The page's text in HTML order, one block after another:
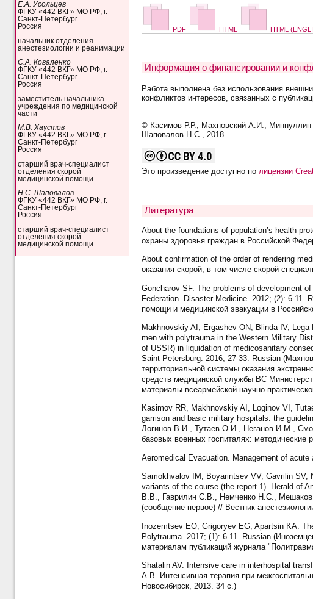
Е.А. Усольцев
ФГКУ «442 ВКГ» МО РФ, г.
Санкт-Петербург
Россия
начальник отделения
анестезиологии и реанимации
С.А. Коваленко
ФГКУ «442 ВКГ» МО РФ, г.
Санкт-Петербург
Россия
заместитель начальника
учреждения по медицинской
части
М.В. Хаустов
ФГКУ «442 ВКГ» МО РФ, г.
Санкт-Петербург
Россия
старший врач-специалист
отделения скорой
медицинской помощи
Н.С. Шаповалов
ФГКУ «442 ВКГ» МО РФ, г.
Санкт-Петербург
Россия
старший врач-специалист
отделения скорой
медицинской помощи
PDF HTML HTML
Информация о финансировании и
Работа выполнена без использования
конфликтов интересов, связанных с
© Касимов Р.Р., Махновский А.И.,
Шаповалов Н.С., 2018
Это произведение доступно по лицензии
Литература
About the foundations of population’s health
охраны здоровья граждан в Российской
About confirmation of the order of rendering
оказания скорой, в том числе скорой
Goncharov SF. The problems of development
Federation. Disaster Medicine. 2012; (2): 6-11.
помощи и медицинской эвакуации в
Makhnovskiy AI, Ergashev ON, Blinda IV,
men with polytrauma in the Western Military
of USSR) in liquidation of medicosanitary
Saint Petersburg. 2016; 27-33. Russian
территориальной системы оказания
средств медицинской службы ВС
материалы всеармейской научно-
Kasimov RR, Makhnovskiy AI, Loginov VI,
garrison and basic military hospitals: the
Логинов В.И., Тутаев О.И., Неганов И.М.,
базовых военных госпиталях:
Aeromedical Evacuation. Management of
Samokhvalov IM, Boyarintsev VV, Gavrilin SV,
variants of the course (the report 1). Herald of
В.В., Гаврилин С.В., Немченко Н.С., Мешаков
(сообщение первое) // Вестник
Inozemtsev EO, Grigoryev EG, Apartsin KA.
Polytrauma. 2017; (1): 6-11. Russian
материалам публикаций журнала
Shatalin AV. Intensive care in interhospital
А.В. Интенсивная терапия при
Новосибирск, 2013. 34 с.)